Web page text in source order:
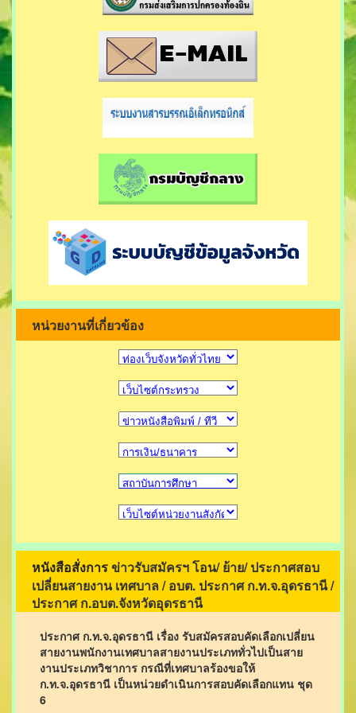
หน่วยงานที่เกี่ยวข้อง
หนังสือสั่งการ ข่าวรับสมัครฯ โอน/ ย้าย/ ประกาศสอบ
เปลี่ยนสายงาน เทศบาล / อบต. ประกาศ ก.ท.จ.อุดรธานี /
ประกาศ ก.อบต.จังหวัดอุดรธานี
ประกาศ ก.ท.จ.อุดรธานี เรื่อง รับสมัครสอบคัดเลือกเปลี่ยน
สายงานพนักงานเทศบาลสายงานประเภททั่วไปเป็นสาย
งานประเภทวิชาการ กรณีที่เทศบาลร้องขอให้
ก.ท.จ.อุดรธานี เป็นหน่วยดำเนินการสอบคัดเลือกแทน ชุด
6